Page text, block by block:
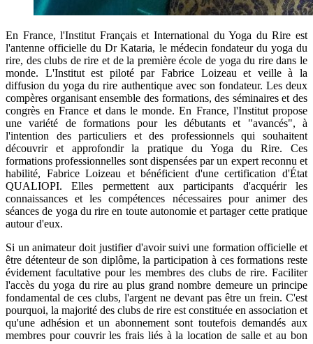
En France, l'Institut Français et International du Yoga du Rire est
l'antenne officielle du Dr Kataria, le médecin fondateur du yoga du
rire, des clubs de rire et de la première école de yoga du rire dans le
monde. L'Institut est piloté par Fabrice Loizeau et veille à la
diffusion du yoga du rire authentique avec son fondateur. Les deux
compères organisant ensemble des formations, des séminaires et des
congrès en France et dans le monde. En France, l'Institut propose
une variété de formations pour les débutants et "avancés", à
l'intention des particuliers et des professionnels qui souhaitent
découvrir et approfondir la pratique du Yoga du Rire. Ces
formations professionnelles sont dispensées par un expert reconnu et
habilité, Fabrice Loizeau et bénéficient d'une certification d'État
QUALIOPI. Elles permettent aux participants d'acquérir les
connaissances et les compétences nécessaires pour animer des
séances de yoga du rire en toute autonomie et partager cette pratique
autour d'eux.
Si un animateur doit justifier d'avoir suivi une formation officielle et
être détenteur de son diplôme, la participation à ces formations reste
évidement facultative pour les membres des clubs de rire. Faciliter
l'accès du yoga du rire au plus grand nombre demeure un principe
fondamental de ces clubs, l'argent ne devant pas être un frein. C'est
pourquoi, la majorité des clubs de rire est constituée en association et
qu'une adhésion et un abonnement sont toutefois demandés aux
membres pour couvrir les frais liés à la location de salle et au bon